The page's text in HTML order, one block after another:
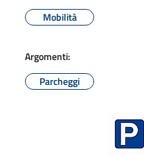
Mobilità
Argomenti:
Parcheggi